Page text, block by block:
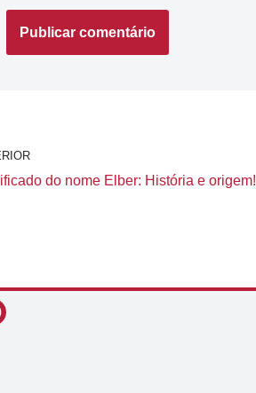
do nome Elber: História e origem!